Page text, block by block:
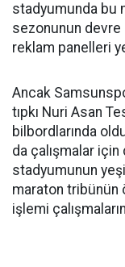
stadyumunda bu
sezonunun devre
reklam panelleri
Ancak
tıpkı Nuri Asan
bilbordlarında
da çalışmalar için
stadyumunun
maraton tribünün
işlemi